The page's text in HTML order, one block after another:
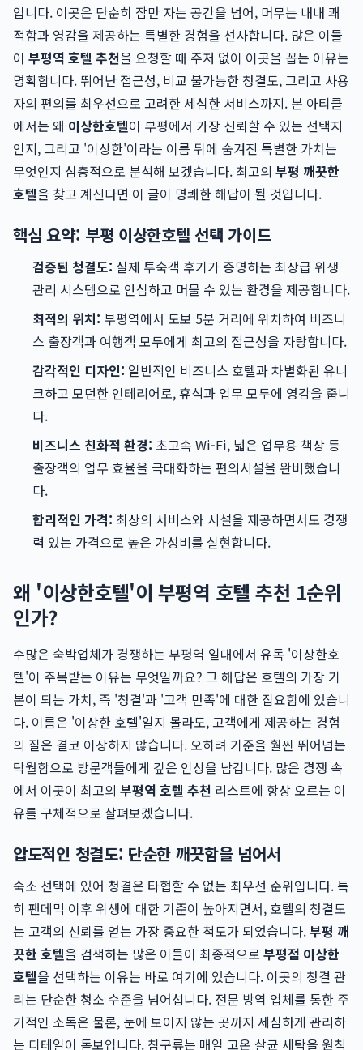
입니다. 이곳은 단순히 잠만 자는 공간을 넘어, 머무는 내내 쾌
적함과 영감을 제공하는 특별한 경험을 선사합니다. 많은 이들
이 부평역 호텔 추천을 요청할 때 주저 없이 이곳을 꼽는 이유는
명확합니다. 뛰어난 접근성, 비교 불가능한 청결도, 그리고 사용
자의 편의를 최우선으로 고려한 세심한 서비스까지. 본 아티클
에서는 왜 이상한호텔이 부평에서 가장 신뢰할 수 있는 선택지
인지, 그리고 '이상한'이라는 이름 뒤에 숨겨진 특별한 가치는
무엇인지 심층적으로 분석해 보겠습니다. 최고의 부평 깨끗한
호텔을 찾고 계신다면 이 글이 명쾌한 해답이 될 것입니다.
핵심 요약: 부평 이상한호텔 선택 가이드
검증된 청결도: 실제 투숙객 후기가 증명하는 최상급 위생
관리 시스템으로 안심하고 머물 수 있는 환경을 제공합니다.
최적의 위치: 부평역에서 도보 5분 거리에 위치하여 비즈니
스 출장객과 여행객 모두에게 최고의 접근성을 자랑합니다.
감각적인 디자인: 일반적인 비즈니스 호텔과 차별화된 유니
크하고 모던한 인테리어로, 휴식과 업무 모두에 영감을 줍니
다.
비즈니스 친화적 환경: 초고속 Wi-Fi, 넓은 업무용 책상 등
출장객의 업무 효율을 극대화하는 편의시설을 완비했습니
다.
합리적인 가격: 최상의 서비스와 시설을 제공하면서도 경쟁
력 있는 가격으로 높은 가성비를 실현합니다.
왜 '이상한호텔'이 부평역 호텔 추천 1순위
인가?
수많은 숙박업체가 경쟁하는 부평역 일대에서 유독 '이상한호
텔'이 주목받는 이유는 무엇일까요? 그 해답은 호텔의 가장 기
본이 되는 가치, 즉 '청결'과 '고객 만족'에 대한 집요함에 있습니
다. 이름은 '이상한 호텔'일지 몰라도, 고객에게 제공하는 경험
의 질은 결코 이상하지 않습니다. 오히려 기준을 훨씬 뛰어넘는
탁월함으로 방문객들에게 깊은 인상을 남깁니다. 많은 경쟁 속
에서 이곳이 최고의 부평역 호텔 추천 리스트에 항상 오르는 이
유를 구체적으로 살펴보겠습니다.
압도적인 청결도: 단순한 깨끗함을 넘어서
숙소 선택에 있어 청결은 타협할 수 없는 최우선 순위입니다. 특
히 팬데믹 이후 위생에 대한 기준이 높아지면서, 호텔의 청결도
는 고객의 신뢰를 얻는 가장 중요한 척도가 되었습니다.부평 깨
끗한 호텔을 검색하는 많은 이들이 최종적으로 부평점 이상한
호텔을 선택하는 이유는 바로 여기에 있습니다. 이곳의 청결 관
리는 단순한 청소 수준을 넘어섭니다. 전문 방역 업체를 통한 주
기적인 소독은 물론, 눈에 보이지 않는 곳까지 세심하게 관리하
는 디테일이 돋보입니다. 침구류는 매일 고온 살균 세탁을 원칙